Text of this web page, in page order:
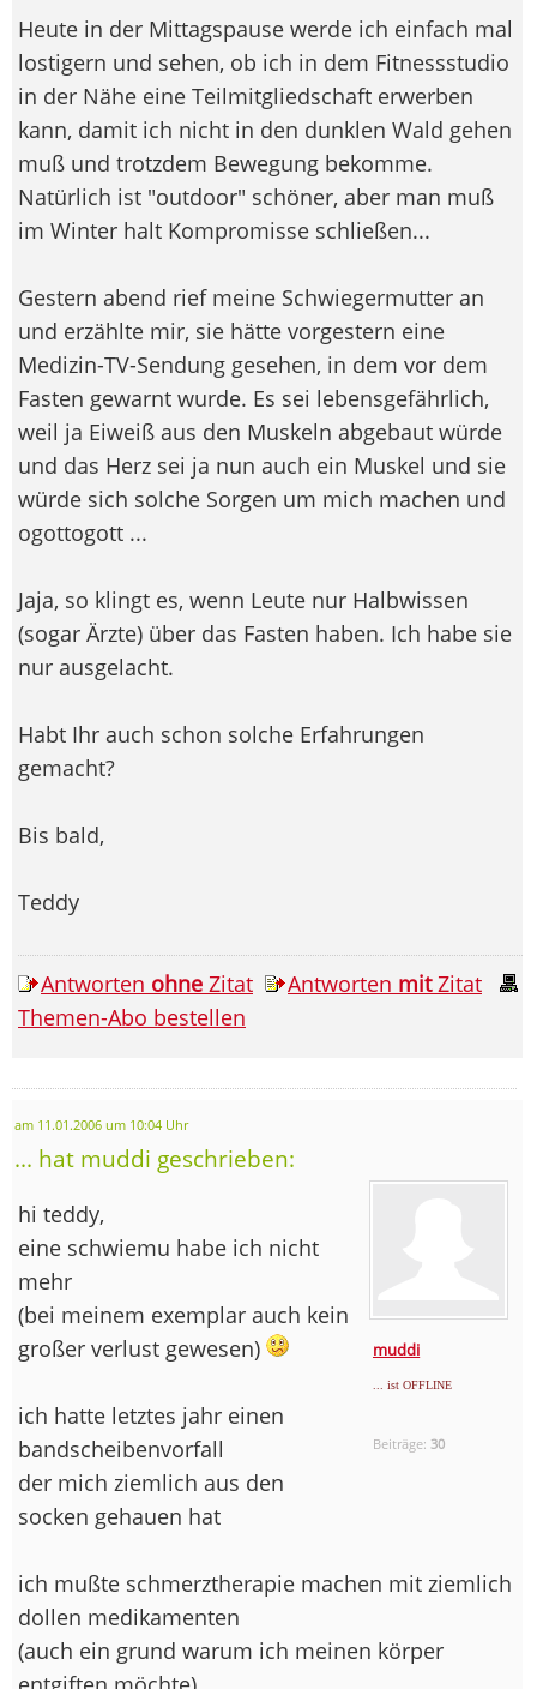
Heute in der Mittagspause werde ich einfach mal
lostigern und sehen, ob ich in dem Fitnessstudio
in der Nähe eine Teilmitgliedschaft erwerben
kann, damit ich nicht in den dunklen Wald gehen
muß und trotzdem Bewegung bekomme.
Natürlich ist "outdoor" schöner, aber man muß
im Winter halt Kompromisse schließen...
Gestern abend rief meine Schwiegermutter an
und erzählte mir, sie hätte vorgestern eine
Medizin-TV-Sendung gesehen, in dem vor dem
Fasten gewarnt wurde. Es sei lebensgefährlich,
weil ja Eiweiß aus den Muskeln abgebaut würde
und das Herz sei ja nun auch ein Muskel und sie
würde sich solche Sorgen um mich machen und
ogottogott ...
Jaja, so klingt es, wenn Leute nur Halbwissen
(sogar Ärzte) über das Fasten haben. Ich habe sie
nur ausgelacht.
Habt Ihr auch schon solche Erfahrungen
gemacht?
Bis bald,
Teddy
Antworten ohne Zitat Antworten mitZitat
Themen-Abo bestellen
am 11.01.2006 um 10:04 Uhr
... hat muddi geschrieben:
muddi
... ist OFFLINE
Beiträge:30
hi teddy,
eine schwiemu habe ich nicht
mehr
(bei meinem exemplar auch kein
großer verlust gewesen)
ich hatte letztes jahr einen
bandscheibenvorfall
der mich ziemlich aus den
socken gehauen hat
ich mußte schmerztherapie machen mit ziemlich
dollen medikamenten
(auch ein grund warum ich meinen körper